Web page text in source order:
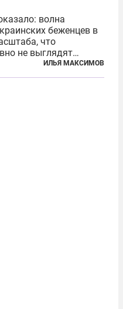
волна
беженцев в
что
не выглядят
происходящему,
от ненависти к
ИЛЬЯ МАКСИМОВ